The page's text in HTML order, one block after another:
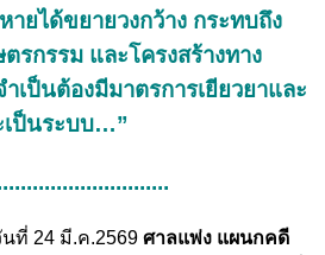
ายได้ขยายวงกว้าง กระทบถึง
รกรรม และโครงสร้างทาง
เป็นต้องมีมาตรการเยียวยาและ
ป็นระบบ…”
ที่ 24 มี.ค.2569 ศาลแพ่ง แผนกคดี